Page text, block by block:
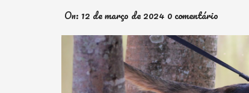
On: 12 de março de 2024 0 comentário